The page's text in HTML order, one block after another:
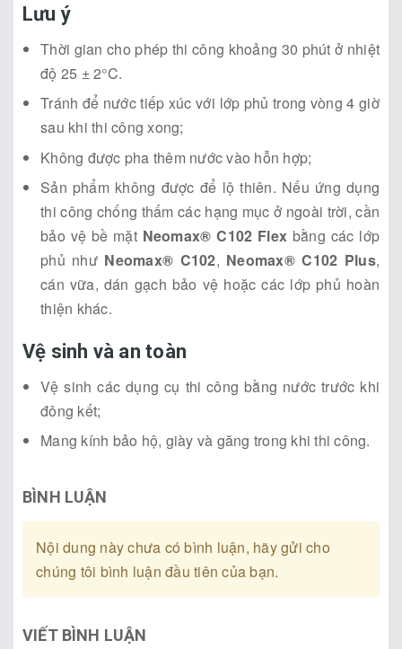
Lưu ý
Thời gian cho phép thi công khoảng 30 phút ở nhiệt
độ 25 ± 2°C.
Tránh để nước tiếp xúc với lớp phủ trong vòng 4 giờ
sau khi thi công xong;
Không được pha thêm nước vào hỗn hợp;
Sản phẩm không được để lộ thiên. Nếu ứng dụng
thi công chống thấm các hạng mục ở ngoài trời, cần
bảo vệ bề mặt Neomax® C102 Flex bằng các lớp
phủ như Neomax® C102, Neomax® C102 Plus,
cán vữa, dán gạch bảo vệ hoặc các lớp phủ hoàn
thiện khác.
Vệ sinh và an toàn
Vệ sinh các dụng cụ thi công bằng nước trước khi
đông kết;
Mang kính bảo hộ, giày và găng trong khi thi công.
BÌNH LUẬN
Nội dung này chưa có bình luận, hãy gửi cho
chúng tôi bình luận đầu tiên của bạn.
VIẾT BÌNH LUẬN